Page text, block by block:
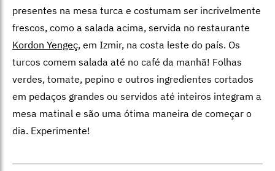
presentes na mesa turca e costumam ser incrivelmente
frescos, como a salada acima, servida no restaurante
Kordon Yengeç, em Izmir, na costa leste do país. Os
turcos comem salada até no café da manhã! Folhas
verdes, tomate, pepino e outros ingredientes cortados
em pedaços grandes ou servidos até inteiros integram a
mesa matinal e são uma ótima maneira de começar o
dia. Experimente!